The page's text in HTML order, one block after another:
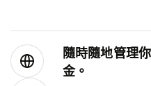
隨時隨地管理
金。